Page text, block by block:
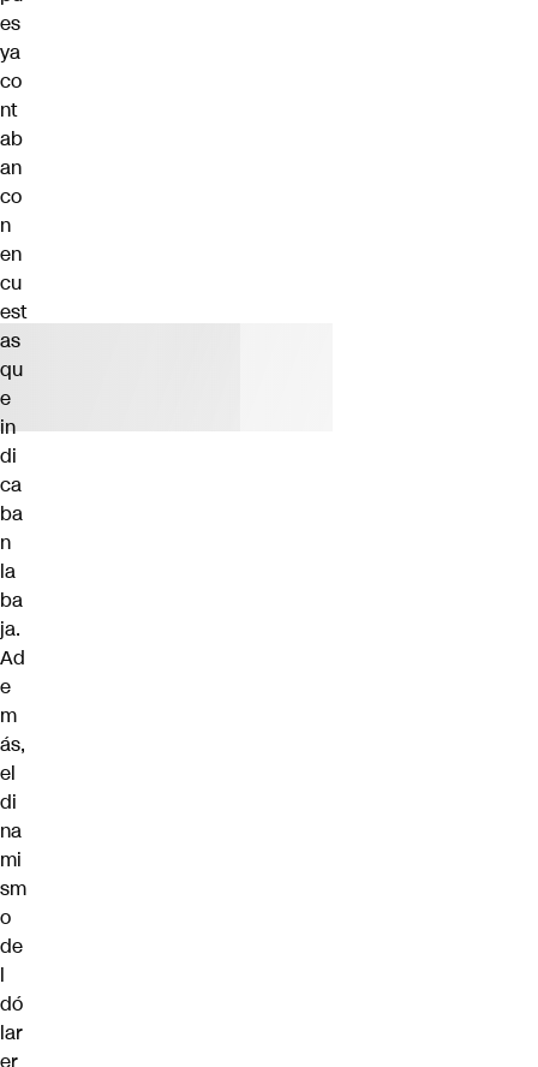
es
ya
co
nt
ab
an
co
n
en
cu
est
as
qu
e
in
di
ca
ba
n
la
ba
ja.
Ad
e
m
ás,
el
di
na
mi
sm
o
de
l
dó
lar
er